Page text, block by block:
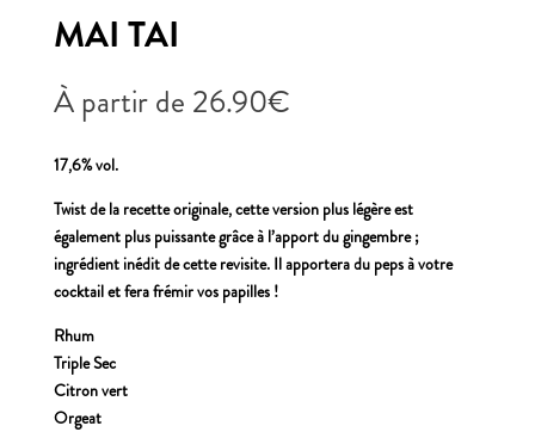
MAI TAI
À partir de 26.90€
17,6% vol.
Twist de la recette originale, cette version plus légère est
également plus puissante grâce à l’apport du gingembre ;
ingrédient inédit de cette revisite. Il apportera du peps à votre
cocktail et fera frémir vos papilles !
Rhum
Triple Sec
Citron vert
Orgeat